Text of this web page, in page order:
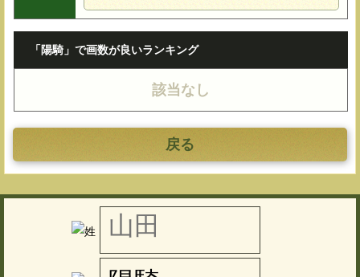
「陽騎」で画数が良いランキング
該当なし
戻る